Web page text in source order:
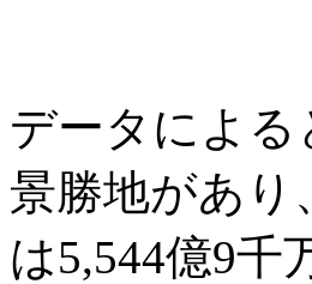
データによる
景勝地があり
は5,544億9千